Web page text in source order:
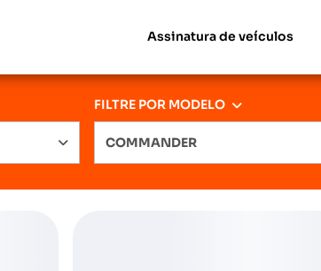
Assinatura de veículos
FILTRE POR MODELO
COMMANDER